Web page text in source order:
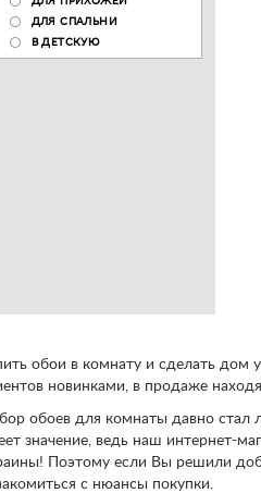
ДЛЯ СПАЛЬНИ
В ДЕТСКУЮ
обои в комнату и сделать дом
новинками, в продаже
обоев для комнаты давно стал
значение, ведь наш интернет-
Поэтому если Вы решили
с нюансы покупки.